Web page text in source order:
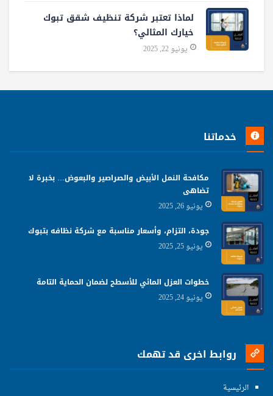
لماذا تعتبر شركة تنظيف شقق تبوك
خيارك المثالي؟
يونيو 22, 2025
خدماتنا
مكافحة النمل الأبيض والصراصير والبعوض… بخبرة لا
تضاهى
يونيو 26, 2025
جودة، التزام، وأسعار مناسبة مع شركة نظافه بتبوك
يونيو 25, 2025
خطوات العزل المائي للأسطح لضمان الحماية التامة
يونيو 24, 2025
روابط اخرى قد تهمك
الرئيسية